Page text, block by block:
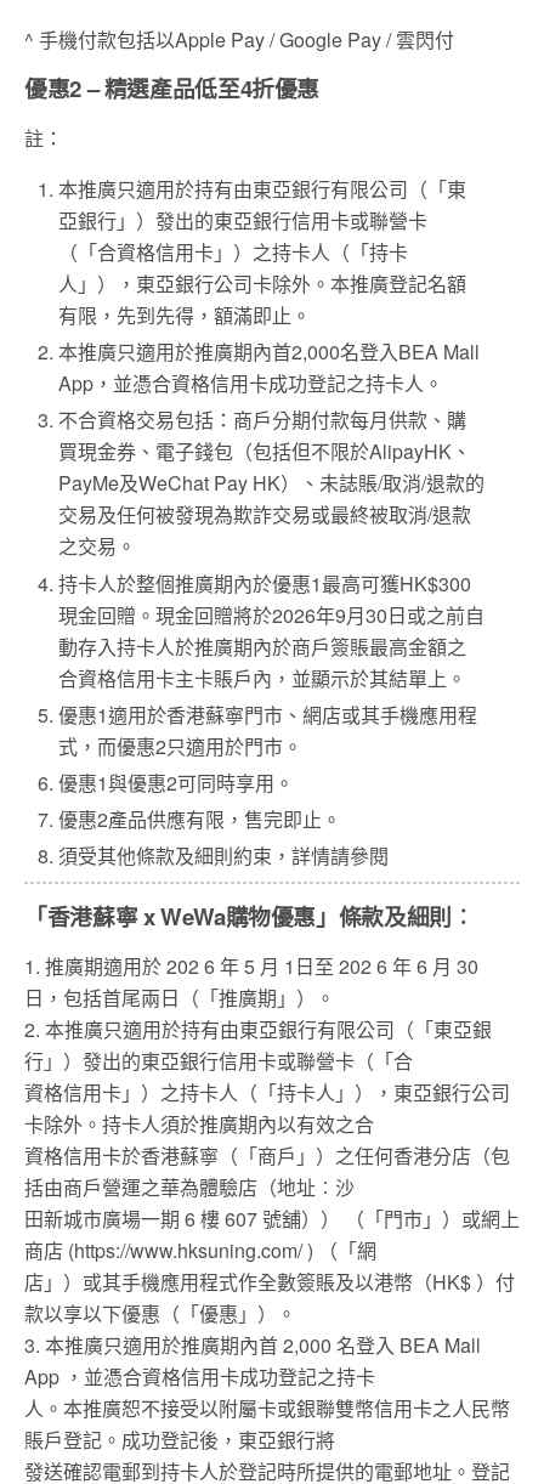
^ 手機付款包括以Apple Pay / Google Pay / 雲閃付
優惠2 – 精選產品低至4折優惠
註：
本推廣只適用於持有由東亞銀行有限公司（「東
亞銀行」）發出的東亞銀行信用卡或聯營卡
（「合資格信用卡」）之持卡人（「持卡
人」），東亞銀行公司卡除外。本推廣登記名額
有限，先到先得，額滿即止。
本推廣只適用於推廣期內首2,000名登入BEA Mall
App，並憑合資格信用卡成功登記之持卡人。
不合資格交易包括：商戶分期付款每月供款、購
買現金券、電子錢包（包括但不限於AlipayHK、
PayMe及WeChat Pay HK）、未誌賬/取消/退款的
交易及任何被發現為欺詐交易或最終被取消/退款
之交易。
持卡人於整個推廣期內於優惠1最高可獲HK$300
現金回贈。現金回贈將於2026年9月30日或之前自
動存入持卡人於推廣期內於商戶簽賬最高金額之
合資格信用卡主卡賬戶內，並顯示於其結單上。
優惠1適用於香港蘇寧門市、網店或其手機應用程
式，而優惠2只適用於門市。
優惠1與優惠2可同時享用。
優惠2產品供應有限，售完即止。
須受其他條款及細則約束，詳情請參閱
「香港蘇寧 x WeWa購物優惠」條款及細則︰
1. 推廣期適用於 202 6 年 5 月 1日至 202 6 年 6 月 30
日，包括首尾兩日（「推廣期」）。
2. 本推廣只適用於持有由東亞銀行有限公司（「東亞銀
行」）發出的東亞銀行信用卡或聯營卡（「合
資格信用卡」）之持卡人（「持卡人」），東亞銀行公司
卡除外。持卡人須於推廣期內以有效之合
資格信用卡於香港蘇寧（「商戶」）之任何香港分店（包
括由商戶營運之華為體驗店（地址︰沙
田新城市廣場一期 6 樓 607 號舖）） （「門市」）或網上
商店 (https://www.hksuning.com/ ) （「網
店」）或其手機應用程式作全數簽賬及以港幣（HK$ ）付
款以享以下優惠（「優惠」）。
3. 本推廣只適用於推廣期內首 2,000 名登入 BEA Mall
App ，並憑合資格信用卡成功登記之持卡
人。本推廣恕不接受以附屬卡或銀聯雙幣信用卡之人民幣
賬戶登記。成功登記後，東亞銀行將
發送確認電郵到持卡人於登記時所提供的電郵地址。登記